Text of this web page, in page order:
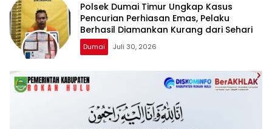
Polsek Dumai Timur Ungkap Kasus
Pencurian Perhiasan Emas, Pelaku
Berhasil Diamankan Kurang dari Sehari
Dumai Juli 30, 2026